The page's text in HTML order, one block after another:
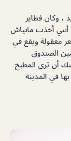
، وكان فطاير
أنني أخذت مانياش
معقولة ويقع في
الصندوق
أن ترى المطبخ
في المدينة